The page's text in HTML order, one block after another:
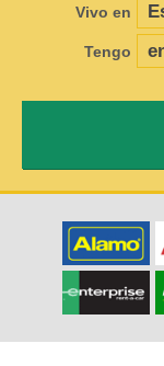
Vivo en
Tengo